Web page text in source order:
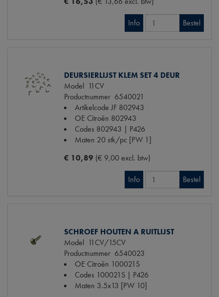
Info Bestel
DEURSIERLIJST KLEM SET 4 DEUR
Model 11CV
Productnummer 6540021
Artikelcode JF 802943
OE Citroën 802943
Codes 802943 | P426
Maten 20 stk/pc [PW 1]
€ 10,89 (€ 9,00 excl. btw)
Info Bestel
SCHROEF HOUTEN A RUITLIJST
Model 11CV/15CV
Productnummer 6540023
OE Citroën 100021S
Codes 100021S | P426
Maten 3.5x13 [PW 10]